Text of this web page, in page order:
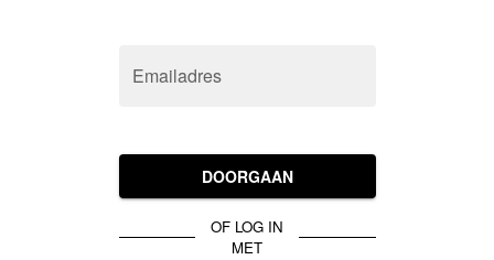
Emailadres
DOORGAAN
OF LOG IN
MET